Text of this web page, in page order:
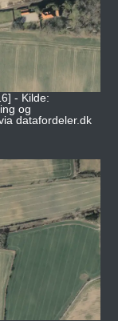
- Kilde:
og
datafordeler.dk